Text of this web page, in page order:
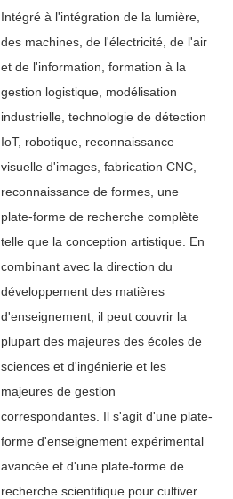
Intégré à l'intégration de la lumière,
des machines, de l'électricité, de l'air
et de l'information, formation à la
gestion logistique, modélisation
industrielle, technologie de détection
IoT, robotique, reconnaissance
visuelle d'images, fabrication CNC,
reconnaissance de formes, une
plate-forme de recherche complète
telle que la conception artistique. En
combinant avec la direction du
développement des matières
d'enseignement, il peut couvrir la
plupart des majeures des écoles de
sciences et d'ingénierie et les
majeures de gestion
correspondantes. Il s'agit d'une plate-
forme d'enseignement expérimental
avancée et d'une plate-forme de
recherche scientifique pour cultiver